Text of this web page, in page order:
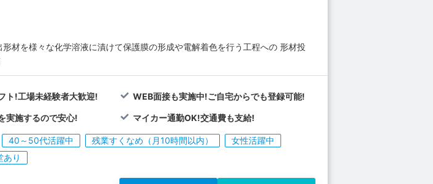
材を様々な化学溶液に漬けて保護膜の形成や電解着色を行う工程への 形材投
ト!工場未経験者大歓迎! WEB面接も実施中!ご自宅からでも登録可能!
実施するので安心! マイカー通勤OK!交通費も支給!
40～50代活躍中 残業すくなめ（月10時間以内）
女性活躍中
あり